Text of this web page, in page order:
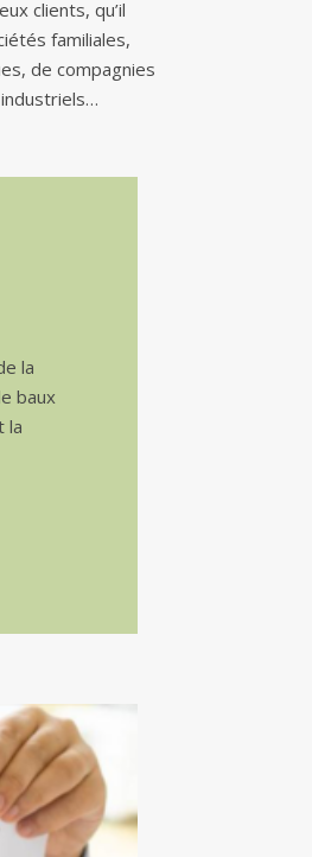
clients, qu’il
familiales,
de compagnies
la
baux
la